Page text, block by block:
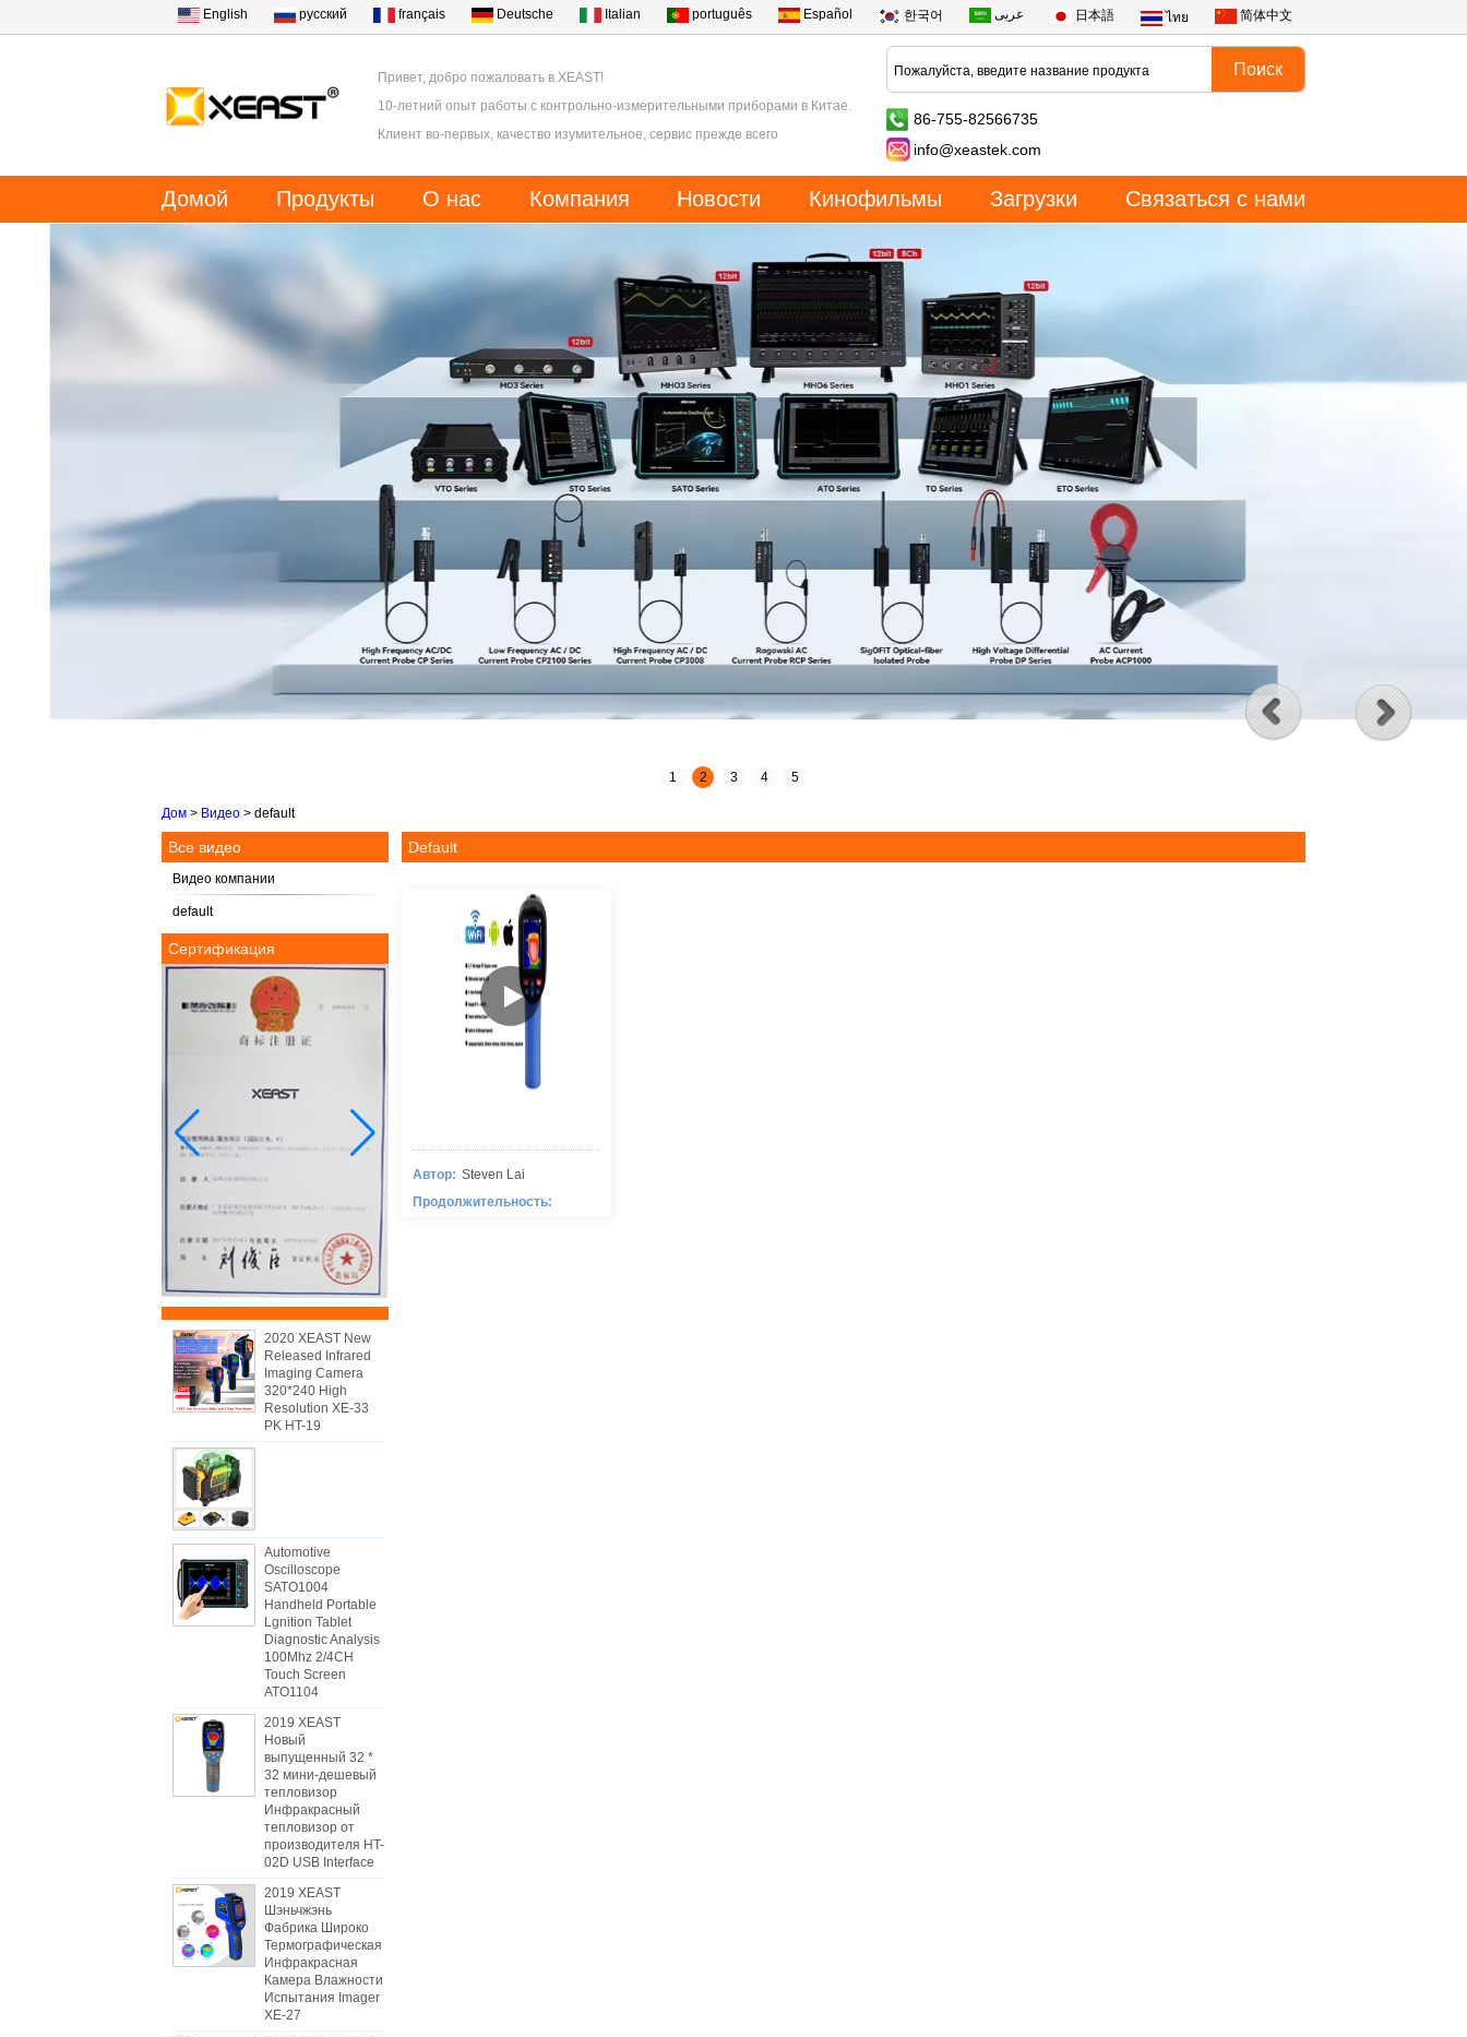
English русский français Deutsche Italian português Español 한국어 عربى 日本語 ไทย 简体中文
Привет, добро пожаловать в XEAST!
10-летний опыт работы с контрольно-измерительными приборами в Китае.
Клиент во-первых, качество изумительное, сервис прежде всего
86-755-82566735
info@xeastek.com
Домой Продукты О нас Компания Новости Кинофильмы Загрузки Связаться с нами
1 2 3 4 5
Дом > Видео > default
Все видео
Видео компании
default
Сертификация
2020 XEAST New
Released Infrared
Imaging Camera
320*240 High
Resolution XE-33
PK HT-19
Automotive
Oscilloscope
SATO1004
Handheld Portable
Lgnition Tablet
Diagnostic Analysis
100Mhz 2/4CH
Touch Screen
ATO1104
2019 XEAST
Новый
выпущенный 32 *
32 мини-дешевый
тепловизор
Инфракрасный
тепловизор от
производителя HT-
02D USB Interface
2019 XEAST
Шэньчжэнь
Фабрика Широко
Термографическая
Инфракрасная
Камера Влажности
Испытания Imager
XE-27
Default
Автор: Steven Lai
Продолжительность: